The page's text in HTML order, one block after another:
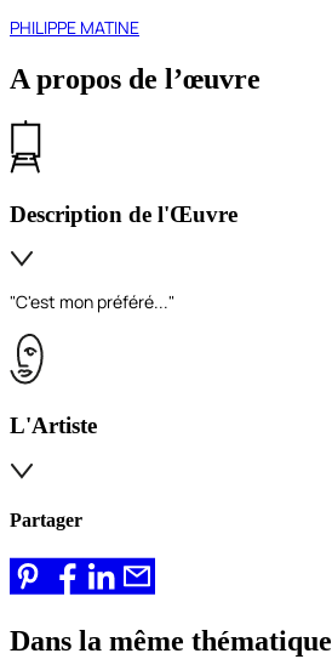
PHILIPPE MATINE
A propos de l’œuvre
Description de l'Œuvre
"C'est mon préféré..."
L'Artiste
Partager
Dans la même thématique